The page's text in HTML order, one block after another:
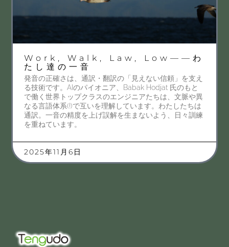
Work, Walk, Law, Low——わ
たし達の一音
発音の正確さは、通訳・翻訳の「見えない信頼」を支え
る技術です。AIのパイオニア、Babak Hodjat 氏のもと
で働く世界トップクラスのエンジニアたちは、文脈や異
なる言語体系(!)で互いを理解しています。わたしたちは
通訳。一音の精度を上げ誤解を生まないよう、日々訓練
を重ねています。
2025年11月6日